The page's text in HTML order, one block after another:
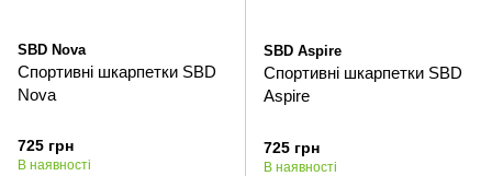
SBD Nova
Спортивні шкарпетки SBD
Nova
725 грн
В наявності
SBD Aspire
Спортивні шкарпетки SBD
Aspire
725 грн
В наявності